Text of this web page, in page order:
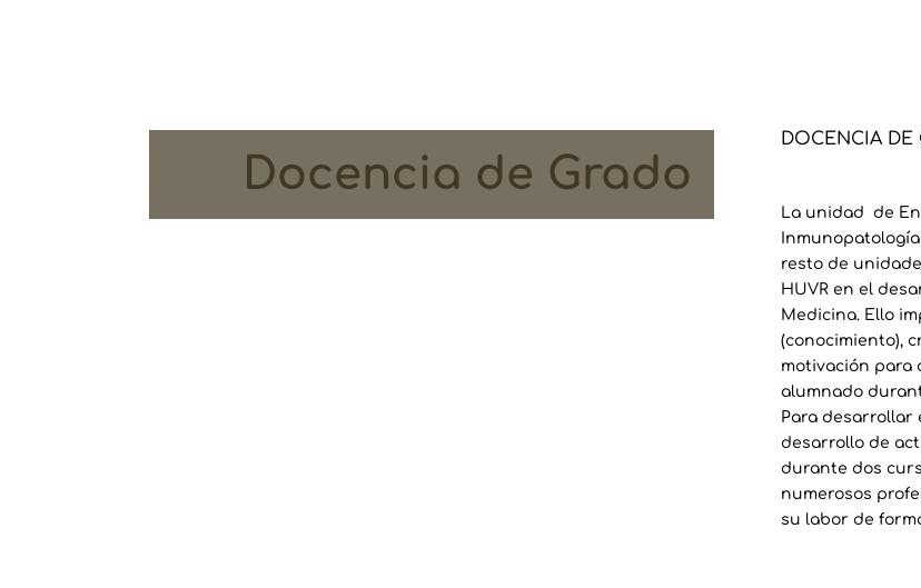
Docencia de Grado
DOCENCIA DE
La unidad de
resto de
HUVR en el
Medicina. Ello
(conocimiento),
motivación para
alumnado
Para desarrollar
desarrollo de
durante dos
numerosos
su labor de